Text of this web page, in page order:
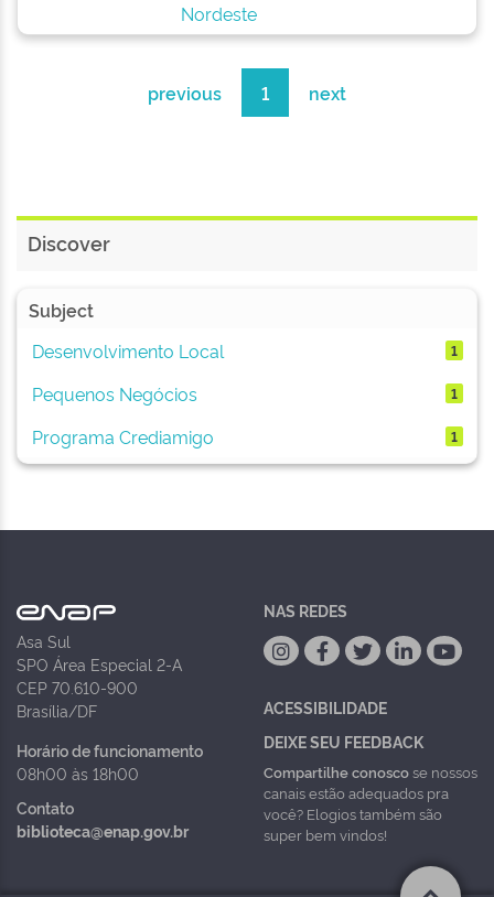
Nordeste
previous 1 next
Discover
Subject
Desenvolvimento Local
1
Pequenos Negócios 1
Programa Crediamigo 1
Asa Sul
SPO Área Especial 2-A
CEP 70.610-900
Brasília/DF
Horário de funcionamento
08h00 às 18h00
Contato
biblioteca@enap.gov.br
NAS REDES
ACESSIBILIDADE
DEIXE SEU FEEDBACK
Compartilhe conoscose nossos
canais estão adequados pra
você? Elogios também são
super bem vindos!